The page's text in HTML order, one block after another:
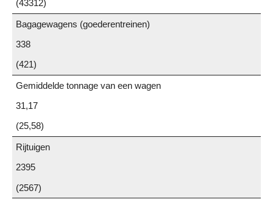
(43312)
Bagagewagens (goederentreinen)
338
(421)
Gemiddelde tonnage van een wagen
31,17
(25,58)
Rijtuigen
2395
(2567)